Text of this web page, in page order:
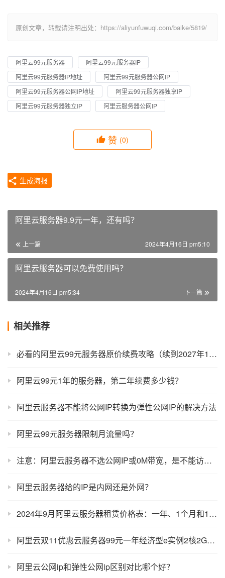
原创文章，转载请注明出处：https://aliyunfuwuqi.com/baike/5819/
阿里云99元服务器
阿里云99元服务器IP
阿里云99元服务器IP地址
阿里云99元服务器公网IP
阿里云99元服务器公网IP地址
阿里云99元服务器独享IP
阿里云99元服务器独立IP
阿里云服务器公网IP
赞 (0)
生成海报
阿里云服务器9.9元一年，还有吗？
上一篇 2024年4月16日 pm5:10
阿里云服务器可以免费使用吗？
下一篇
2024年4月16日 pm5:34
相关推荐
必看的阿里云99元服务器原价续费攻略（续到2027年11月）
阿里云99元1年的服务器，第二年续费多少钱？
阿里云服务器不能将公网IP转换为弹性公网IP的解决方法
阿里云99元服务器限制月流量吗？
注意：阿里云服务器不选公网IP或0M带宽，是不能访问公网的
阿里云服务器给的IP是内网还是外网？
2024年9月阿里云服务器租赁价格表：一年、1个月和1小时收费标准
阿里云双11优惠云服务器99元一年经济型e实例2核2G配置
阿里云公网ip和弹性公网ip区别对比哪个好？